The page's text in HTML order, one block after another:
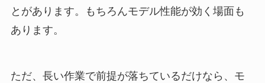
とがあります。もちろんモデル性能が効く場面も
あります。
ただ、長い作業で前提が落ちているだけなら、モ